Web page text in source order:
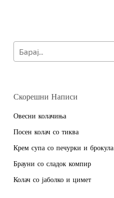
Скорешни Написи
Овесни колачиња
Посен колач со тиква
Крем супа со печурки и брокула
Брауни со сладок компир
Колач со јаболко и цимет